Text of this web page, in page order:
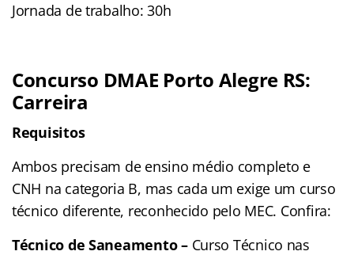
Jornada de trabalho: 30h
Concurso DMAE Porto Alegre RS:
Carreira
Requisitos
Ambos precisam de ensino médio completo e
CNH na categoria B, mas cada um exige um curso
técnico diferente, reconhecido pelo MEC. Confira:
Técnico de Saneamento – Curso Técnico nas